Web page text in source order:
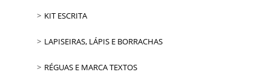
KIT ESCRITA
LAPISEIRAS, LÁPIS E BORRACHAS
RÉGUAS E MARCA TEXTOS